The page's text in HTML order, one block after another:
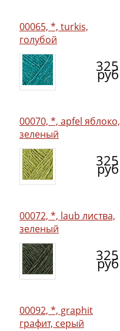
00065, *, turkis,
голубой
325
руб
00070, *, apfel яблоко,
зеленый
325
руб
00072, *, laub листва,
зеленый
325
руб
00092, *, graphit
графит, серый